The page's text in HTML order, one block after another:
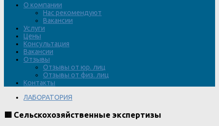
О компании
Нас рекомендуют
Вакансии
Услуги
Цены
Консультация
Вакансии
Отзывы
Отзывы от юр. лиц
Отзывы от физ. лиц
Контакты
ЛАБОРАТОРИЯ
🟥 Сельскохозяйственные экспертизы